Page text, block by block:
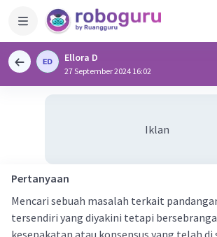
Ellora D
27 September 2024 16:02
Iklan
Pertanyaan
Mencari sebuah masalah terkait
tersendiri yang diyakini tetapi
kesepakatan atau konsensus yang telah